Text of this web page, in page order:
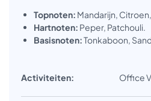
Topnoten: Mandarijn,
Hartnoten: Peper, Patchouli.
Basisnoten:Tonkaboon,
Activiteiten: Office